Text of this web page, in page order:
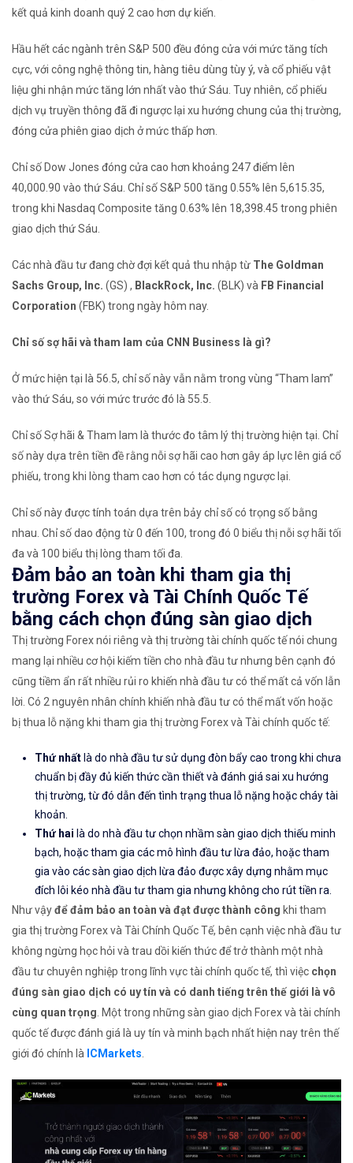
kết quả kinh doanh quý 2 cao hơn dự kiến.
Hầu hết các ngành trên S&P 500 đều đóng cửa với mức tăng tích
cực, với công nghệ thông tin, hàng tiêu dùng tùy ý, và cổ phiếu vật
liệu ghi nhận mức tăng lớn nhất vào thứ Sáu. Tuy nhiên, cổ phiếu
dịch vụ truyền thông đã đi ngược lại xu hướng chung của thị trường,
đóng cửa phiên giao dịch ở mức thấp hơn.
Chỉ số Dow Jones đóng cửa cao hơn khoảng 247 điểm lên
40,000.90 vào thứ Sáu. Chỉ số S&P 500 tăng 0.55% lên 5,615.35,
trong khi Nasdaq Composite tăng 0.63% lên 18,398.45 trong phiên
giao dịch thứ Sáu.
Các nhà đầu tư đang chờ đợi kết quả thu nhập từ The Goldman
Sachs Group, Inc. (GS) , BlackRock, Inc. (BLK) và FB Financial
Corporation (FBK) trong ngày hôm nay.
Chỉ số sợ hãi và tham lam của CNN Business là gì?
Ở mức hiện tại là 56.5, chỉ số này vẫn nằm trong vùng “Tham lam”
vào thứ Sáu, so với mức trước đó là 55.5.
Chỉ số Sợ hãi & Tham lam là thước đo tâm lý thị trường hiện tại. Chỉ
số này dựa trên tiền đề rằng nỗi sợ hãi cao hơn gây áp lực lên giá cổ
phiếu, trong khi lòng tham cao hơn có tác dụng ngược lại.
Chỉ số này được tính toán dựa trên bảy chỉ số có trọng số bằng
nhau. Chỉ số dao động từ 0 đến 100, trong đó 0 biểu thị nỗi sợ hãi tối
đa và 100 biểu thị lòng tham tối đa.
Đảm bảo an toàn khi tham gia thị
trường Forex và Tài Chính Quốc Tế
bằng cách chọn đúng sàn giao dịch
Thị trường Forex nói riêng và thị trường tài chính quốc tế nói chung
mang lại nhiều cơ hội kiếm tiền cho nhà đầu tư nhưng bên cạnh đó
cũng tiềm ẩn rất nhiều rủi ro khiến nhà đầu tư có thể mất cả vốn lẫn
lời. Có 2 nguyên nhân chính khiến nhà đầu tư có thể mất vốn hoặc
bị thua lỗ nặng khi tham gia thị trường Forex và Tài chính quốc tế:
Thứ nhất là do nhà đầu tư sử dụng đòn bẩy cao trong khi chưa
chuẩn bị đầy đủ kiến thức cần thiết và đánh giá sai xu hướng
thị trường, từ đó dẫn đến tình trạng thua lỗ nặng hoặc cháy tài
khoản.
Thứ hai là do nhà đầu tư chọn nhầm sàn giao dịch thiếu minh
bạch, hoặc tham gia các mô hình đầu tư lừa đảo, hoặc tham
gia vào các sàn giao dịch lừa đảo được xây dựng nhằm mục
đích lôi kéo nhà đầu tư tham gia nhưng không cho rút tiền ra.
Như vậyđể đảm bảo an toàn và đạt được thành công khi tham
gia thị trường Forex và Tài Chính Quốc Tế, bên cạnh việc nhà đầu tư
không ngừng học hỏi và trau dồi kiến thức để trở thành một nhà
đầu tư chuyên nghiệp trong lĩnh vực tài chính quốc tế, thì việc chọn
đúng sàn giao dịch có uy tín và có danh tiếng trên thế giới là vô
cùng quan trọng. Một trong những sàn giao dịch Forex và tài chính
quốc tế được đánh giá là uy tín và minh bạch nhất hiện nay trên thế
giới đó chính là ICMarkets.